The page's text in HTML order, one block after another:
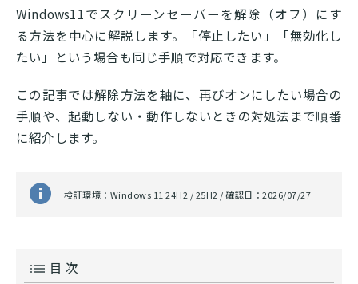
Windows11でスクリーンセーバーを解除（オフ）にす
る方法を中心に解説します。「停止したい」「無効化し
たい」という場合も同じ手順で対応できます。
この記事では解除方法を軸に、再びオンにしたい場合の
手順や、起動しない・動作しないときの対処法まで順番
に紹介します。
検証環境：Windows 11 24H2 / 25H2 / 確認日：2026/07/27
目 次